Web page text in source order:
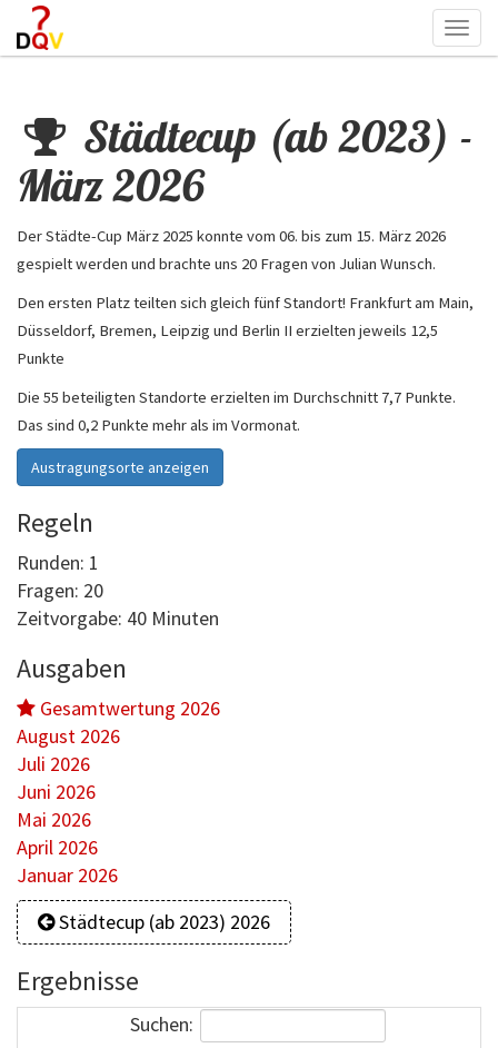
Städtecup (ab 2023) -
März 2026
Der Städte-Cup März 2025 konnte vom 06. bis zum 15. März 2026
gespielt werden und brachte uns 20 Fragen von Julian Wunsch.
Den ersten Platz teilten sich gleich fünf Standort! Frankfurt am Main,
Düsseldorf, Bremen, Leipzig und Berlin II erzielten jeweils 12,5
Punkte
Die 55 beteiligten Standorte erzielten im Durchschnitt 7,7 Punkte.
Das sind 0,2 Punkte mehr als im Vormonat.
Austragungsorte anzeigen
Regeln
Runden: 1
Fragen: 20
Zeitvorgabe: 40 Minuten
Ausgaben
Gesamtwertung 2026
August 2026
Juli 2026
Juni 2026
Mai 2026
April 2026
Januar 2026
Städtecup (ab 2023) 2026
Ergebnisse
Suchen: